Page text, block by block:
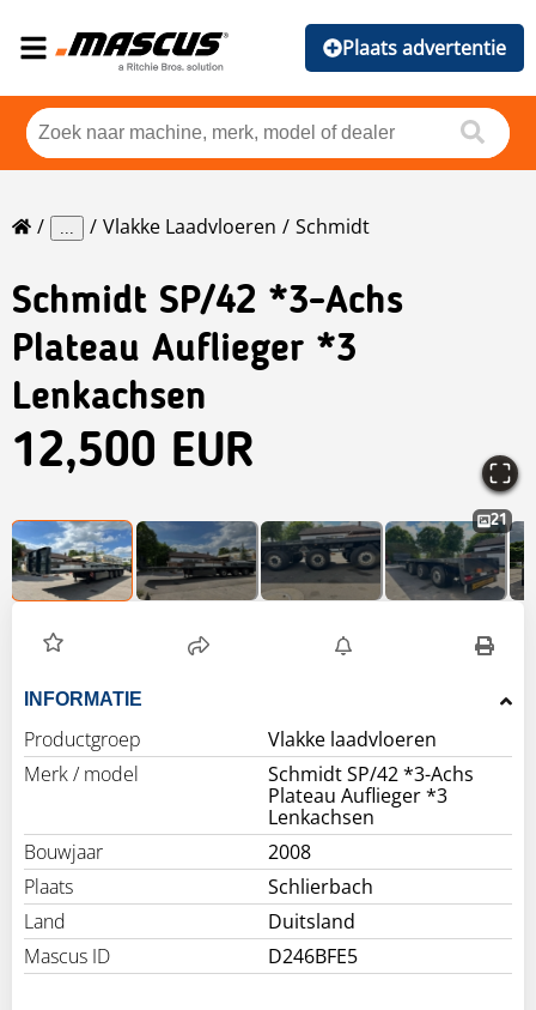
Plaats advertentie
... Vlakke Laadvloeren Schmidt
Schmidt SP/42 *3-Achs
Plateau Auflieger *3
Lenkachsen
12,500 EUR
21
INFORMATIE
Productgroep
Vlakke laadvloeren
Merk / model
Schmidt SP/42 *3-Achs
Plateau Auflieger *3
Lenkachsen
Bouwjaar
2008
Plaats
Schlierbach
Land
Duitsland
Mascus ID
D246BFE5